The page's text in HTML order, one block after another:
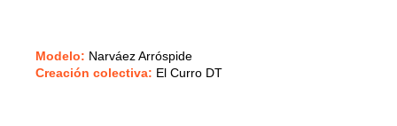
Modelo: Narváez Arróspide
Creación colectiva: El Curro DT